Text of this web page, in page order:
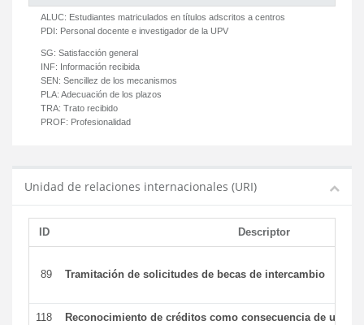
ALUC: Estudiantes matriculados en títulos adscritos a centros
PDI: Personal docente e investigador de la UPV
SG: Satisfacción general
INF: Información recibida
SEN: Sencillez de los mecanismos
PLA: Adecuación de los plazos
TRA: Trato recibido
PROF: Profesionalidad
Unidad de relaciones internacionales (URI)
ID Descriptor
89 Tramitación de solicitudes de becas de intercambio
118 Reconocimiento de créditos como consecuencia de un